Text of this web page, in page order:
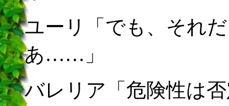
ユーリ「でも、それ
あ……」
バレリア「危険性は